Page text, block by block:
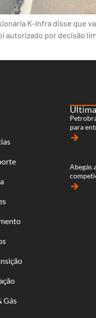
K-Infra disse que
por decisão
Gás
para
arrow_forward
Abegás
arrow_forward